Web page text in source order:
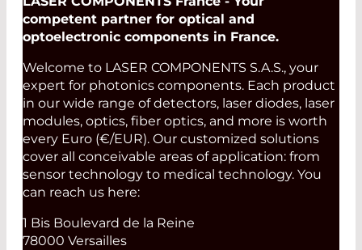
competent partner for optical and
optoelectronic components in France.
Welcome to LASER COMPONENTS S.A.S., your
expert for photonics components. Each product
in our wide range of detectors, laser diodes, laser
modules, optics, fiber optics, and more is worth
every Euro (€/EUR). Our customized solutions
cover all conceivable areas of application: from
sensor technology to medical technology. You
can reach us here:
1 Bis Boulevard de la Reine
78000 Versailles